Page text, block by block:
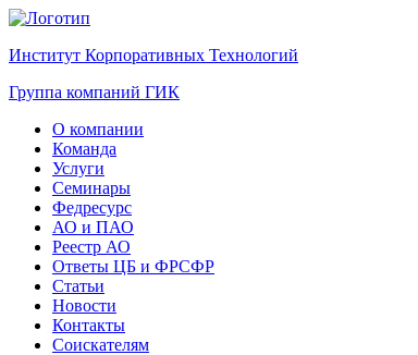
Институт Корпоративных Технологий
Группа компаний ГИК
О компании
Команда
Услуги
Семинары
Федресурс
АО и ПАО
Реестр АО
Ответы ЦБ и ФРСФР
Статьи
Новости
Контакты
Соискателям